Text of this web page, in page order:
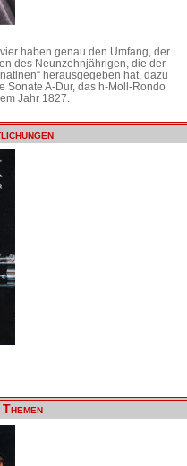
haben genau den Umfang, der
des Neunzehnjährigen, die der
herausgegeben hat, dazu
Sonate A-Dur, das h-Moll-Rondo
Jahr 1827.